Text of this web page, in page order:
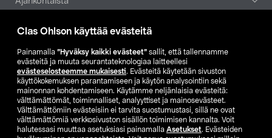
Clas Ohlson käyttää evästeitä
Painamalla ”Hyväksy kaikki evästeet” sallit, että tallennamme
evästeitä ja muuta seurantateknologiaa laitteellesi
evästeselosteemme mukaisesti. Evästeitä käytetään sivuston
käyttökokemuksen parantamiseen ja käytön analysointiin sekä
mainonnan kohdentamiseen. Käytämme neljänlaisia evästeitä:
välttämättömät, toiminnalliset, analyyttiset ja mainosevästeet.
Välttämättömiin evästeisiin ei tarvita suostumustasi, sillä ne ovat
välttämättömiä verkkosivuston sisällön toimimisen kannalta. Voit
halutessasi muuttaa asetuksiasi painamalla Asetukset. Evästeiden
Muut yrityksemme
Etsi myymälä
SE NO FI
FI SV